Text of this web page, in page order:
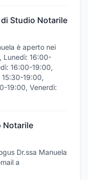
Studio Notarile
è aperto nei
Lunedì: 16:00-
16:00-19:00,
19:00,
19:00, Venerdì:
Notarile
Dr.ssa Manuela
a